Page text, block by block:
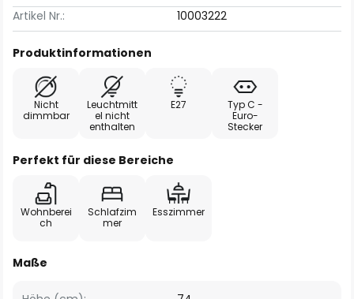
Artikel Nr.:
10003222
Produktinformationen
Nicht
dimmbar
Leuchtmitt
el nicht
enthalten
E27
Typ C -
Euro-
Stecker
Perfekt für diese Bereiche
Wohnberei
ch
Schlafzim
mer
Esszimmer
Maße